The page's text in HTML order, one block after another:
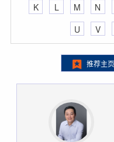
K
L M N
U
V
推荐主页